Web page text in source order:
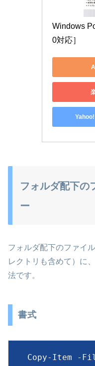
Windows
0対応］
フォルダ配下の
ー
フォルダ配下のファイ
レクトリも含めて）に
法です。
書式
Copy-Item -